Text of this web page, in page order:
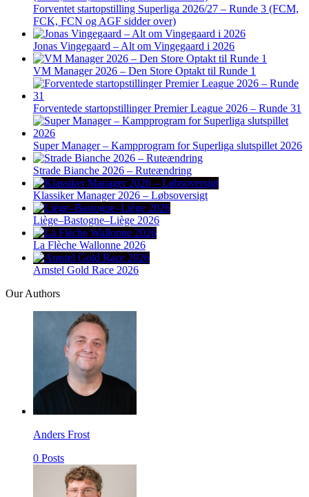
Forventet startopstilling Superliga 2026/27 – Runde 3 (FCM,
FCK, FCN og AGF sidder over)
Jonas Vingegaard – Alt om Vingegaard i 2026
VM Manager 2026 – Den Store Optakt til Runde 1
Forventede startopstillinger Premier League 2026 – Runde 31
Super Manager – Kampprogram for Superliga slutspillet 2026
Strade Bianche 2026 – Ruteændring
Klassiker Manager 2026 – Løbsoversigt
Liège–Bastogne–Liège 2026
La Flèche Wallonne 2026
Amstel Gold Race 2026
Our Authors
Anders Frost
0 Posts